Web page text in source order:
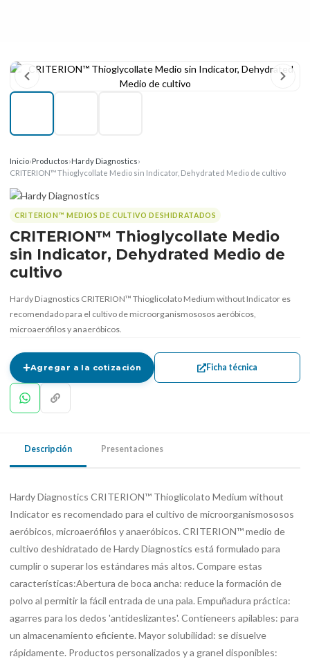
Inicio›Productos›Hardy Diagnostics›
CRITERION™ Thioglycollate Medio sin Indicator, Dehydrated Medio de cultivo
CRITERION™ MEDIOS DE CULTIVO DESHIDRATADOS
CRITERION™ Thioglycollate Medio
sin Indicator, Dehydrated Medio de
cultivo
Hardy Diagnostics CRITERION™ Thioglicolato Medium without Indicator es
recomendado para el cultivo de microorganismososos aeróbicos,
microaerófilos y anaeróbicos.
Agregar a la cotización Ficha técnica
Descripción Presentaciones
Hardy Diagnostics CRITERION™ Thioglicolato Medium without
Indicator es recomendado para el cultivo de microorganismososos
aeróbicos, microaerófilos y anaeróbicos. CRITERION™ medio de
cultivo deshidratado de Hardy Diagnostics está formulado para
cumplir o superar los estándares más altos. Compare estas
características:Abertura de boca ancha: reduce la formación de
polvo al permitir la fácil entrada de una pala. Empuñadura práctica:
agarres para los dedos 'antideslizantes'. Contieneers apilables: para
un almacenamiento eficiente. Mayor solubilidad: se disuelve
rápidamente. Productos personalizados y a granel disponibles: